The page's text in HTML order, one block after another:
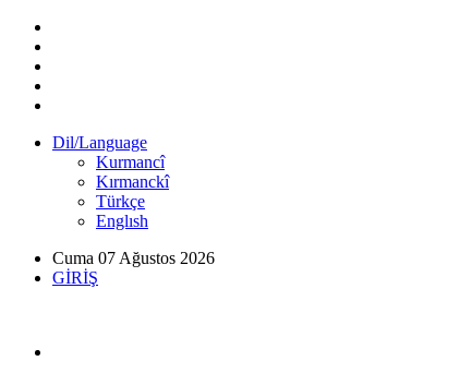
Dil/Language
Kurmancî
Kırmanckî
Türkçe
Englısh
Cuma 07 Ağustos 2026
GİRİŞ